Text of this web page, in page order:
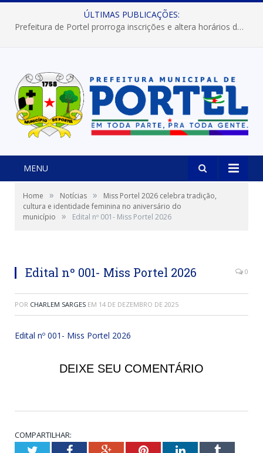
ÚLTIMAS PUBLICAÇÕES:
Prefeitura de Portel prorroga inscrições e altera horários dos concursos “Musa” e “Miss Mix Verão 2026”
MENU
Home » Notícias »
Miss Portel 2026 celebra tradição,
cultura e identidade feminina no aniversário do
município
» Edital nº 001- Miss Portel 2026
Edital nº 001- Miss Portel 2026 0
POR CHARLEM SARGES EM 14 DE DEZEMBRO DE 2025
Edital nº 001- Miss Portel 2026
DEIXE SEU COMENTÁRIO
COMPARTILHAR:
TwitterFacebookGoogle+PinterestLinkedInTumblr